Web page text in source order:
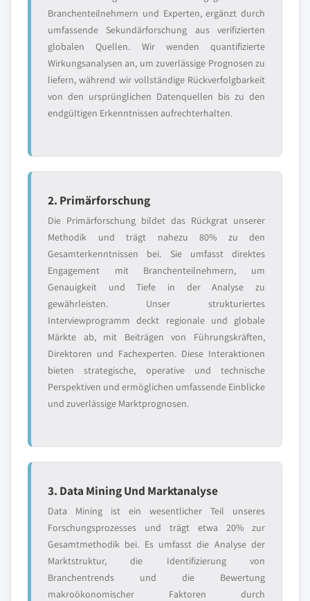
Branchenteilnehmern und Experten, ergänzt durch
umfassende Sekundärforschung aus verifizierten
globalen Quellen. Wir wenden quantifizierte
Wirkungsanalysen an, um zuverlässige Prognosen zu
liefern, während wir vollständige Rückverfolgbarkeit
von den ursprünglichen Datenquellen bis zu den
endgültigen Erkenntnissen aufrechterhalten.
2. Primärforschung
Die Primärforschung bildet das Rückgrat unserer
Methodik und trägt nahezu 80% zu den
Gesamterkenntnissen bei. Sie umfasst direktes
Engagement mit Branchenteilnehmern, um
Genauigkeit und Tiefe in der Analyse zu
gewährleisten. Unser strukturiertes
Interviewprogramm deckt regionale und globale
Märkte ab, mit Beiträgen von Führungskräften,
Direktoren und Fachexperten. Diese Interaktionen
bieten strategische, operative und technische
Perspektiven und ermöglichen umfassende Einblicke
und zuverlässige Marktprognosen.
3. Data Mining Und Marktanalyse
Data Mining ist ein wesentlicher Teil unseres
Forschungsprozesses und trägt etwa 20% zur
Gesamtmethodik bei. Es umfasst die Analyse der
Marktstruktur, die Identifizierung von
Branchentrends und die Bewertung
makroökonomischer Faktoren durch